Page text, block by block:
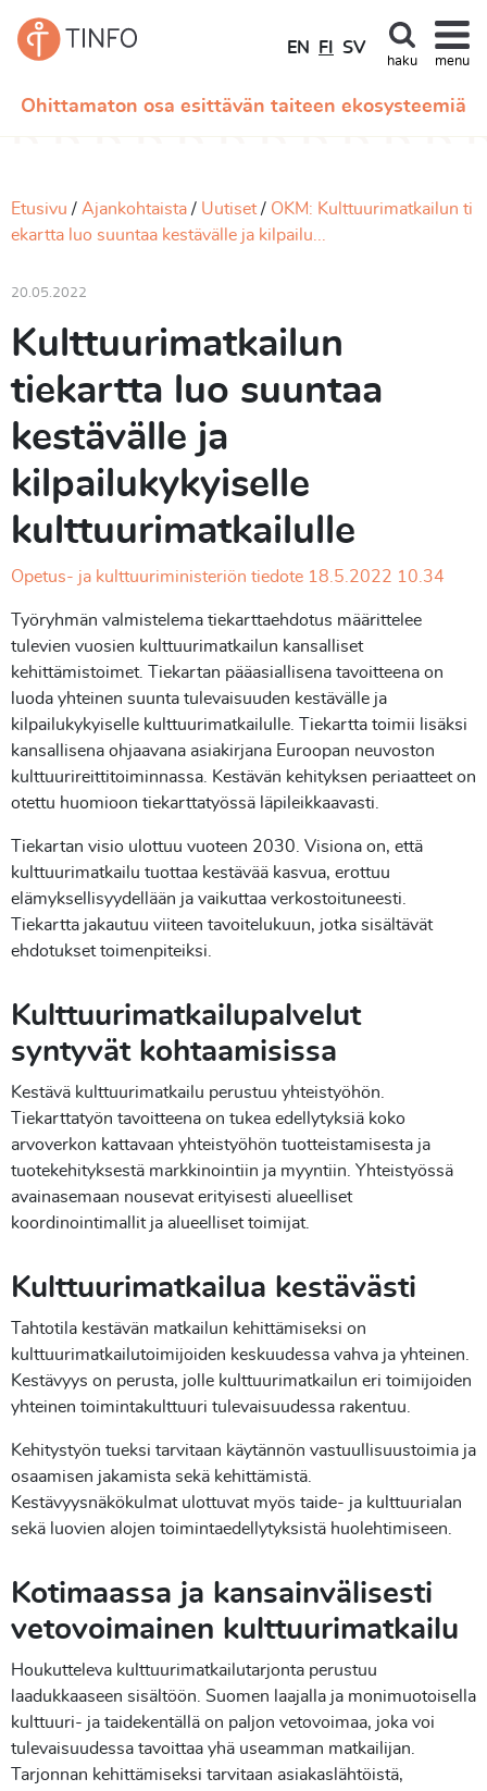
Ohittamaton osa esittävän taiteen ekosysteemiä
EN FI SV
haku menu
Etusivu Ajankohtaista Uutiset
OKM: Kulttuurimatkailun ti
ekartta luo suuntaa kestävälle ja kilpailu...
20.05.2022
Kulttuurimatkailun
tiekartta luo suuntaa
kestävälle ja
kilpailukykyiselle
kulttuurimatkailulle
Opetus- ja kulttuuriministeriön tiedote 18.5.2022 10.34
Työryhmän valmistelema tiekarttaehdotus määrittelee
tulevien vuosien kulttuurimatkailun kansalliset
kehittämistoimet. Tiekartan pääasiallisena tavoitteena on
luoda yhteinen suunta tulevaisuuden kestävälle ja
kilpailukykyiselle kulttuurimatkailulle. Tiekartta toimii lisäksi
kansallisena ohjaavana asiakirjana Euroopan neuvoston
kulttuurireittitoiminnassa. Kestävän kehityksen periaatteet on
otettu huomioon tiekarttatyössä läpileikkaavasti.
Tiekartan visio ulottuu vuoteen 2030. Visiona on, että
kulttuurimatkailu tuottaa kestävää kasvua, erottuu
elämyksellisyydellään ja vaikuttaa verkostoituneesti.
Tiekartta jakautuu viiteen tavoitelukuun, jotka sisältävät
ehdotukset toimenpiteiksi.
Kulttuurimatkailupalvelut
syntyvät kohtaamisissa
Kestävä kulttuurimatkailu perustuu yhteistyöhön.
Tiekarttatyön tavoitteena on tukea edellytyksiä koko
arvoverkon kattavaan yhteistyöhön tuotteistamisesta ja
tuotekehityksestä markkinointiin ja myyntiin. Yhteistyössä
avainasemaan nousevat erityisesti alueelliset
koordinointimallit ja alueelliset toimijat.
Kulttuurimatkailua kestävästi
Tahtotila kestävän matkailun kehittämiseksi on
kulttuurimatkailutoimijoiden keskuudessa vahva ja yhteinen.
Kestävyys on perusta, jolle kulttuurimatkailun eri toimijoiden
yhteinen toimintakulttuuri tulevaisuudessa rakentuu.
Kehitystyön tueksi tarvitaan käytännön vastuullisuustoimia ja
osaamisen jakamista sekä kehittämistä.
Kestävyysnäkökulmat ulottuvat myös taide- ja kulttuurialan
sekä luovien alojen toimintaedellytyksistä huolehtimiseen.
Kotimaassa ja kansainvälisesti
vetovoimainen kulttuurimatkailu
Houkutteleva kulttuurimatkailutarjonta perustuu
laadukkaaseen sisältöön. Suomen laajalla ja monimuotoisella
kulttuuri- ja taidekentällä on paljon vetovoimaa, joka voi
tulevaisuudessa tavoittaa yhä useamman matkailijan.
Tarjonnan kehittämiseksi tarvitaan asiakaslähtöistä,